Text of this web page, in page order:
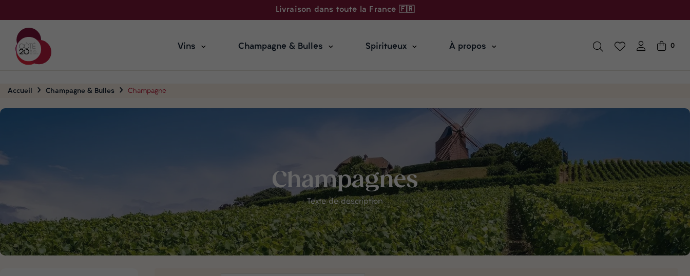
Livraison dans toute la France 🇫🇷
Vins Champagne & Bulles Spiritueux À propos 0
Accueil Champagne & Bulles Champagne
Champagnes
Texte de description